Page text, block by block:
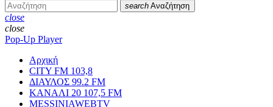
search Αναζήτηση
close
close
Pop-Up Player
Αρχική
CITY FM 103,8
ΔΙΑΥΛΟΣ 99.2 FM
ΚΑΝΑΛΙ 20 107,5 FM
MESSINIAWEBTV